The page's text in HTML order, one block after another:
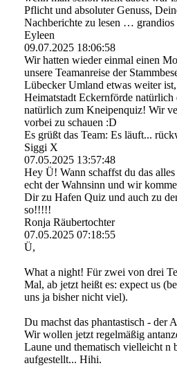
Pflicht und absoluter Genuss,
Nachberichte zu lesen … grandios
Eyleen
09.07.2025 18:06:58
Wir hatten wieder einmal einen
unsere Teamanreise der
Lübecker Umland etwas weiter
Heimatstadt Eckernförde
natürlich zum Kneipenquiz! Wir
vorbei zu schauen :D
Es grüßt das Team: Es läuft...
Siggi X
07.05.2025 13:57:48
Hey Ü! Wann schaffst du das
echt der Wahnsinn und wir
Dir zu Hafen Quiz und auch zu
so!!!!!
Ronja Räubertochter
07.05.2025 07:18:55
Ü,
What a night! Für zwei von drei
Mal, ab jetzt heißt es: expect us
uns ja bisher nicht viel).
Du machst das phantastisch - der
Wir wollen jetzt regelmäßig
Laune und thematisch vielleicht n
aufgestellt... Hihi.